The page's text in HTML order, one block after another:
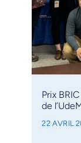
Prix
de
22 AVRIL